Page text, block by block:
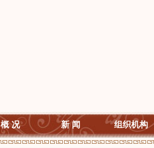
概 况 新 闻 组织机构